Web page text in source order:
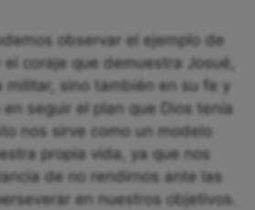
observar el ejemplo de
coraje que demuestra Josué,
militar, sino también en su fe y
seguir el plan que Dios tenía
nos sirve como un modelo
propia vida, ya que nos
de no rendirnos ante las
en nuestros objetivos.